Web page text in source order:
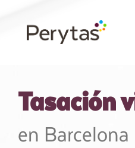
Tasación
en Barcelona